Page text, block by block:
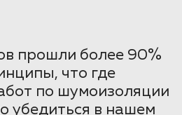
прошли более 90%
что где
по шумоизоляции
убедиться в нашем